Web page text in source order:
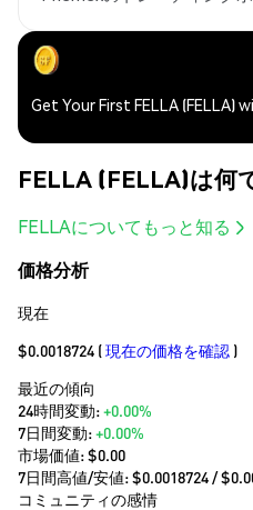
Get Your First FELLA (FELLA)
FELLA (FELLA)は何
FELLAについてもっと知る
価格分析
現在
$0.0018724 (現在の価格を確認 )
最近の傾向
24時間変動:+0.00%
7日間変動:+0.00%
市場価値:$0.00
7日間高値/安値: $0.0018724/ $
コミュニティの感情